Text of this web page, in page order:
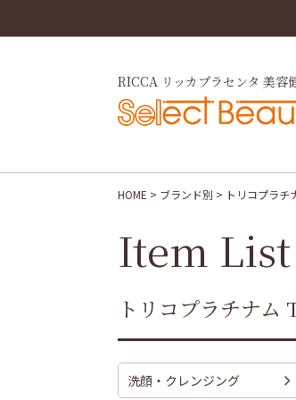
RICCA リッカプラセンタ 美容
HOME ブランド別 トリコプラチ
Item List
トリコプラチナ
洗顔・クレンジング